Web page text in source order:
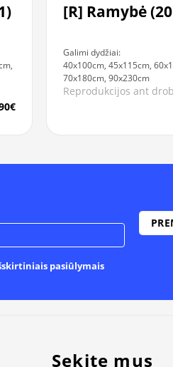
[R] Ramybė
Galimi dydžiai:
40x100cm, 45x115cm,
70x180cm, 90x230cm
Reprodukcijos ant
pasiūlymais
Sekite mus